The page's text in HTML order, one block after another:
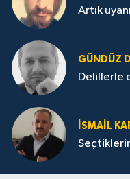
Artık
GÜNDÜZ
Delillerle
İSMAIL